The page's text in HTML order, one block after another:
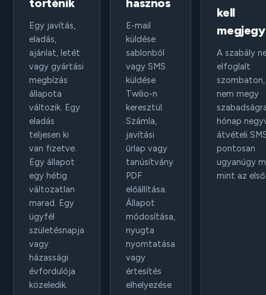
történik
Egy javítás,
eladás,
ajánlat, letét
vagy gyártási
megbízás
állapota
változik. Egy
eladás
teljesen ki
van fizetve.
Egy állapot
egy hétig
változatlan
marad. Egy
ügyfél
születésnapja
vagy
házassági
évfordulója
közeledik.
hasznos
E-mail
küldése
sablonból
vagy SMS
küldése
Twilio-n
keresztül.
Számla,
javítási
űrlap vagy
tanúsítvány
PDF
előállítása.
Állapot
módosítása,
nyugta
nyomtatása
vagy
értesítés
elhelyezése
kell
A szabály
elfoglalt
szombaton,
nem megy
hónap
átvételi
pontosan
ugyanúgy
mint az